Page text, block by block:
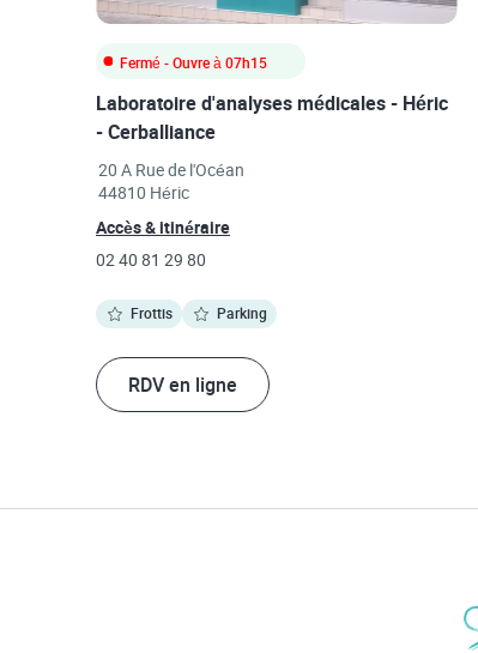
Fermé - Ouvre à07h15
Laboratoire d'analyses médicales - Héric
- Cerballiance
20 A Rue de l'Océan
44810 Héric
Link Opens in New Tab
Accès & itinéraireLink Opens in New Tab
phone
02 40 81 29 80
Frottis Parking
RDV en ligne